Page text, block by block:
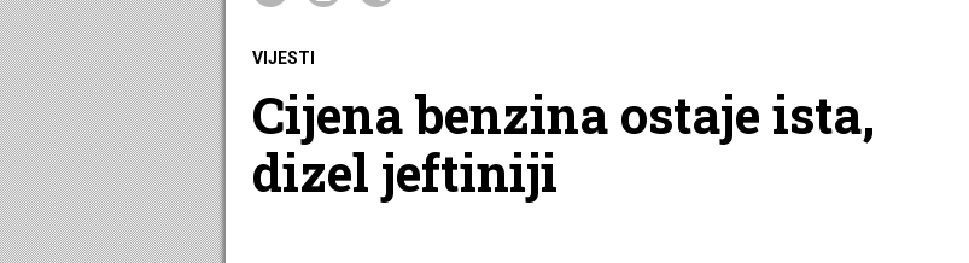
VIJESTI
Cijena benzina ostaje ista,
dizel jeftiniji